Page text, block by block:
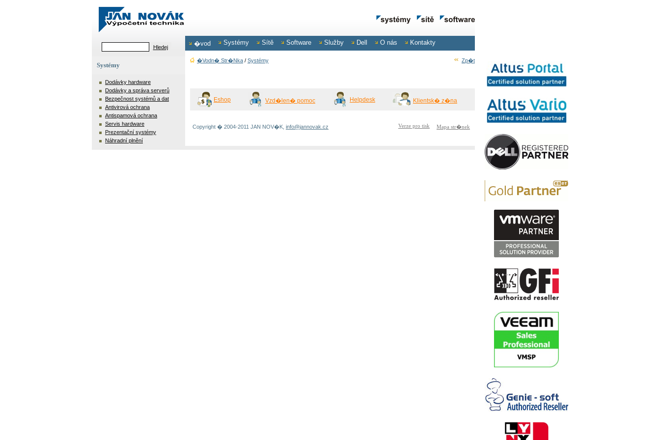
�vod Systémy Sítě Software Služby Dell O nás Kontakty
Systémy
Dodávky hardware
Dodávky a správa serverů
Bezpečnost systémů a dat
Antivirová ochrana
Antispamová ochrana
Servis hardware
Prezentační systémy
Náhradní plnění
�vodn� Str�nka / Systémy Zp�t
Eshop Vzd�len� pomoc Helpdesk Klientsk� z�na
Copyright � 2004-2011 JAN NOV�K, info@jannovak.cz Verze pro tisk Mapa str�nek